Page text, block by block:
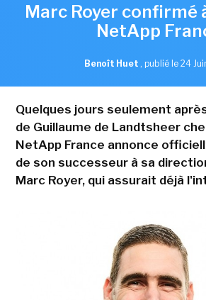
Marc Royer confirmé
NetApp
Benoît Huet , publié le 24
Quelques jours seulement
de Guillaume de Landtsheer
NetApp France annonce
de son successeur à sa
Marc Royer, qui assurait déjà